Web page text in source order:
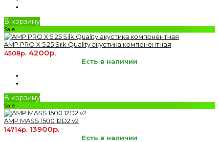
В корзину
Sale
AMP PRO X 5.25 Silk Quality акустика компонентная
4508р. 4200р.
Есть в наличии
В корзину
Sale
AMP MASS 1500 12D2 v2
14714р. 13900р.
Есть в наличии